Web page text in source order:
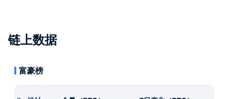
链上数据
富豪榜